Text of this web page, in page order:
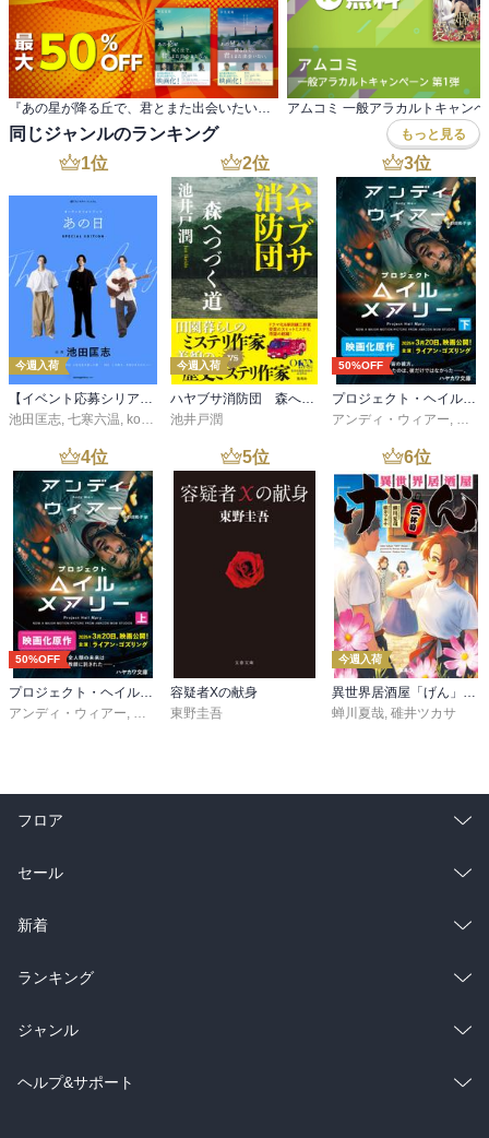
アムコミ 一般アラカルトキャン
同じジャンルのランキング もっと見る
1位
今週入荷
【イベント応募シリアルコード付】池田匡志出演・オーディオフォトブック「あの日」SPECIAL EDITION（音声／動画付）
池田匡志, 七寒六温, konoko58 ,村崎キコ
2位
今週入荷
ハヤブサ消防団 森へつづく道
池井戸潤
3位
50%OFF
プロジェクト・ヘイル・メアリー 下
アンディ・ウィアー, 小野
4位
50%OFF
プロジェクト・ヘイル・メアリー 上
アンディ・ウィアー, 小野田和子
5位
容疑者Xの献身
東野圭吾
6位
今週入荷
異世界居酒屋「げん」三杯目
蝉川夏哉, 碓井ツカサ
フロア
総合
ラノベ
雑誌・グラビア
BL・TL
セール
総合
ラノベ
雑誌・グラビア
BL・TL
新着
総合
ラノベ
雑誌・グラビア
ランキング
総合
ラノベ
ジャンル
コミック
ヘルプ&サポート